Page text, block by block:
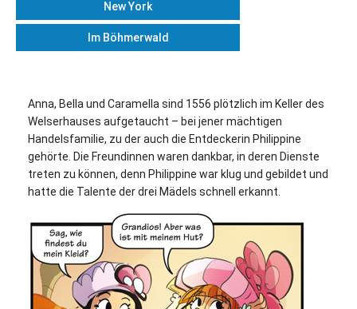
New York
Im Böhmerwald
Anna, Bella und Caramella sind 1556 plötzlich im Keller des
Welserhauses aufgetaucht – bei jener mächtigen
Handelsfamilie, zu der auch die Entdeckerin Philippine
gehörte. Die Freundinnen waren dankbar, in deren Dienste
treten zu können, denn Philippine war klug und gebildet und
hatte die Talente der drei Mädels schnell erkannt.